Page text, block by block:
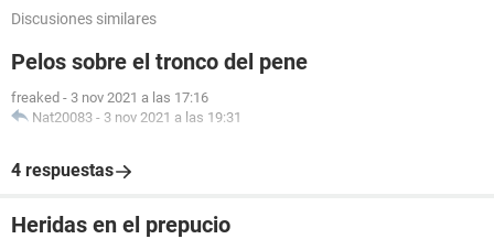
Discusiones similares
Pelos sobre el tronco del pene
freaked - 3 nov 2021 a las 17:16
Nat20083 - 3 nov 2021 a las 19:31
4 respuestas
Heridas en el prepucio